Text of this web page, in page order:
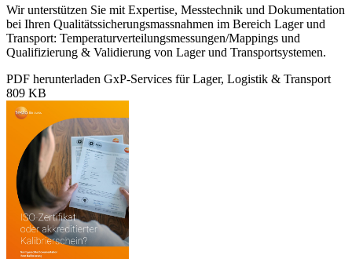
Wir unterstützen Sie mit Expertise, Messtechnik und Dokumentation
bei Ihren Qualitätssicherungsmassnahmen im Bereich Lager und
Transport: Temperaturverteilungsmessungen/Mappings und
Qualifizierung & Validierung von Lager und Transportsystemen.
PDF herunterladen GxP-Services für Lager, Logistik & Transport
809 KB